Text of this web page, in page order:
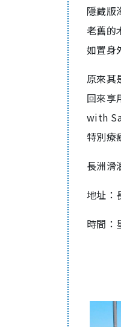
隱藏版
老舊的
如置身
原來其
回來享
with
特別療
長洲滑
地址：
時間：